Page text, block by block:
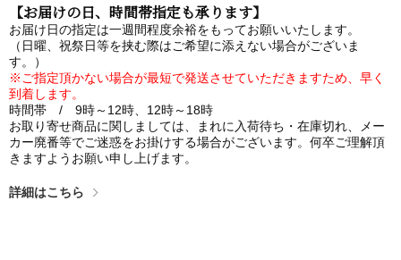
【お届けの日、時間帯指定も承ります】
お届け日の指定は一週間程度余裕をもってお願いいたします。
（日曜、祝祭日等を挟む際はご希望に添えない場合がございま
す。）
※ご指定頂かない場合が最短で発送させていただきますため、早く
到着します。
時間帯 / 9時～12時、12時～18時
お取り寄せ商品に関しましては、まれに入荷待ち・在庫切れ、メー
カー廃番等でご迷惑をお掛けする場合がございます。何卒ご理解頂
きますようお願い申し上げます。
詳細はこちら